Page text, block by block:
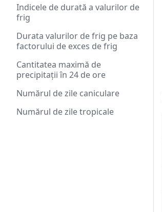
Indicele de durată a valurilor de
frig
Durata valurilor de frig pe baza
factorului de exces de frig
Cantitatea maximă de
precipitații în 24 de ore
Numărul de zile caniculare
Numărul de zile tropicale